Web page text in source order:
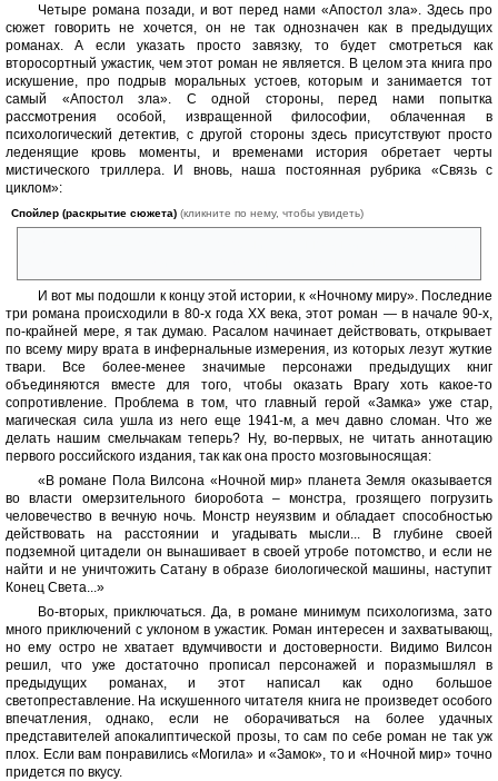
Четыре романа позади, и вот перед нами «Апостол зла». Здесь про
сюжет говорить не хочется, он не так однозначен как в предыдущих
романах. А если указать просто завязку, то будет смотреться как
второсортный ужастик, чем этот роман не является. В целом эта книга про
искушение, про подрыв моральных устоев, которым и занимается тот
самый «Апостол зла». С одной стороны, перед нами попытка
рассмотрения особой, извращенной философии, облаченная в
психологический детектив, с другой стороны здесь присутствуют просто
леденящие кровь моменты, и временами история обретает черты
мистического триллера. И вновь, наша постоянная рубрика «Связь с
циклом»:
Спойлер (раскрытие сюжета) (кликните по нему, чтобы увидеть)
И вот мы подошли к концу этой истории, к «Ночному миру». Последние
три романа происходили в 80-х года ХХ века, этот роман — в начале 90-х,
по-крайней мере, я так думаю. Расалом начинает действовать, открывает
по всему миру врата в инфернальные измерения, из которых лезут жуткие
твари. Все более-менее значимые персонажи предыдущих книг
объединяются вместе для того, чтобы оказать Врагу хоть какое-то
сопротивление. Проблема в том, что главный герой «Замка» уже стар,
магическая сила ушла из него еще 1941-м, а меч давно сломан. Что же
делать нашим смельчакам теперь? Ну, во-первых, не читать аннотацию
первого российского издания, так как она просто мозговыносящая:
«В романе Пола Вилсона «Ночной мир» планета Земля оказывается
во власти омерзительного биоробота – монстра, грозящего погрузить
человечество в вечную ночь. Монстр неуязвим и обладает способностью
действовать на расстоянии и угадывать мысли... В глубине своей
подземной цитадели он вынашивает в своей утробе потомство, и если не
найти и не уничтожить Сатану в образе биологической машины, наступит
Конец Света...»
Во-вторых, приключаться. Да, в романе минимум психологизма, зато
много приключений с уклоном в ужастик. Роман интересен и захватывающ,
но ему остро не хватает вдумчивости и достоверности. Видимо Вилсон
решил, что уже достаточно прописал персонажей и поразмышлял в
предыдущих романах, и этот написал как одно большое
светопреставление. На искушенного читателя книга не произведет особого
впечатления, однако, если не оборачиваться на более удачных
представителей апокалиптической прозы, то сам по себе роман не так уж
плох. Если вам понравились «Могила» и «Замок», то и «Ночной мир» точно
придется по вкусу.